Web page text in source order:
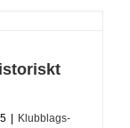
Klubblags-